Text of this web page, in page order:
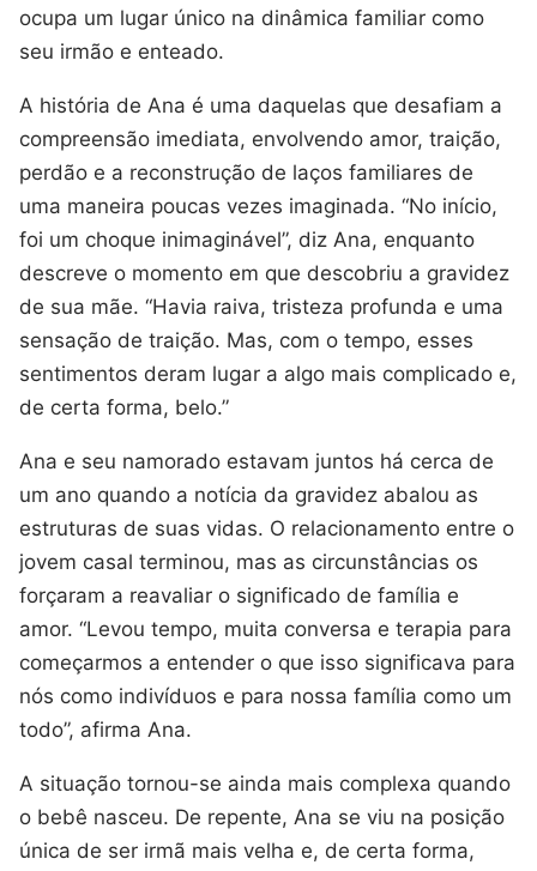
ocupa um lugar único na dinâmica familiar como
seu irmão e enteado.
A história de Ana é uma daquelas que desafiam a
compreensão imediata, envolvendo amor, traição,
perdão e a reconstrução de laços familiares de
uma maneira poucas vezes imaginada. “No início,
foi um choque inimaginável”, diz Ana, enquanto
descreve o momento em que descobriu a gravidez
de sua mãe. “Havia raiva, tristeza profunda e uma
sensação de traição. Mas, com o tempo, esses
sentimentos deram lugar a algo mais complicado e,
de certa forma, belo.”
Ana e seu namorado estavam juntos há cerca de
um ano quando a notícia da gravidez abalou as
estruturas de suas vidas. O relacionamento entre o
jovem casal terminou, mas as circunstâncias os
forçaram a reavaliar o significado de família e
amor. “Levou tempo, muita conversa e terapia para
começarmos a entender o que isso significava para
nós como indivíduos e para nossa família como um
todo”, afirma Ana.
A situação tornou-se ainda mais complexa quando
o bebê nasceu. De repente, Ana se viu na posição
única de ser irmã mais velha e, de certa forma,